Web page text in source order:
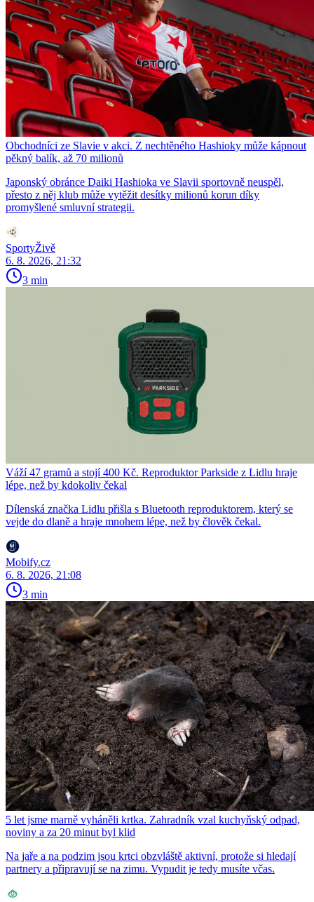
Obchodníci ze Slavie v akci. Z nechtěného Hashioky může kápnout
pěkný balík, až 70 milionů
Japonský obránce Daiki Hashioka ve Slavii sportovně neuspěl,
přesto z něj klub může vytěžit desítky milionů korun díky
promyšlené smluvní strategii.
SportyŽivě
6. 8. 2026, 21:32
3 min
Váží 47 gramů a stojí 400 Kč. Reproduktor Parkside z Lidlu hraje
lépe, než by kdokoliv čekal
Dílenská značka Lidlu přišla s Bluetooth reproduktorem, který se
vejde do dlaně a hraje mnohem lépe, než by člověk čekal.
Mobify.cz
6. 8. 2026, 21:08
3 min
5 let jsme marně vyháněli krtka. Zahradník vzal kuchyňský odpad,
noviny a za 20 minut byl klid
Na jaře a na podzim jsou krtci obzvláště aktivní, protože si hledají
partnery a připravují se na zimu. Vypudit je tedy musíte včas.